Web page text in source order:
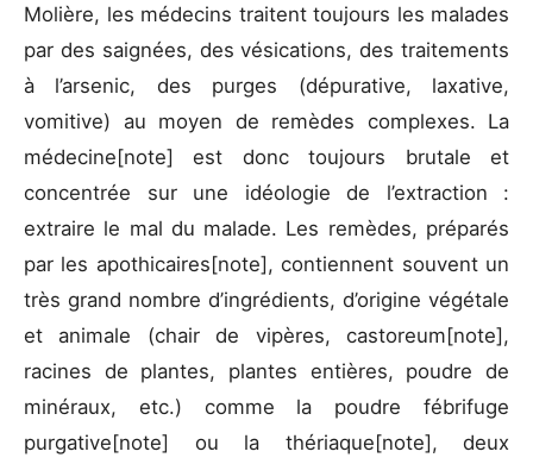
Molière, les médecins traitent toujours les malades
par des saignées, des vésications, des traitements
à l’arsenic, des purges (dépurative, laxative,
vomitive) au moyen de remèdes complexes. La
médecine[note] est donc toujours brutale et
concentrée sur une idéologie de l’extraction :
extraire le mal du malade. Les remèdes, préparés
par les apothicaires[note], contiennent souvent un
très grand nombre d’ingrédients, d’origine végétale
et animale (chair de vipères, castoreum[note],
racines de plantes, plantes entières, poudre de
minéraux, etc.) comme la poudre fébrifuge
purgative[note] ou la thériaque[note], deux